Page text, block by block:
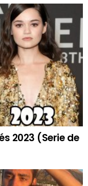
2023 (Serie de